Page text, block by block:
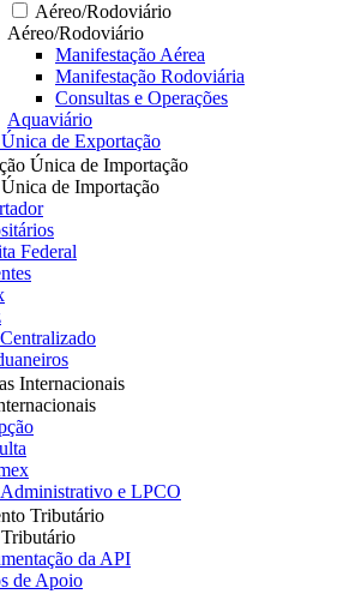
Aéreo/Rodoviário
Aéreo/Rodoviário
Manifestação Aérea
Manifestação Rodoviária
Consultas e Operações
Aquaviário
de Exportação
Única de Importação
de Importação
Federal
Internacionais
e LPCO
Tributário
da API
de Apoio